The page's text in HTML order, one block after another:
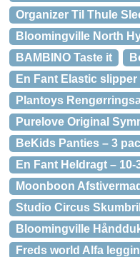
Organizer Til Thule
Bloomingville North
BAMBINO Taste it
En Fant Elastic slipper
Plantoys
Purelove Original
BeKids Panties – 3
En Fant Heldragt – 10-
Moonboon
Studio Circus
Bloomingville
Freds world Alfa